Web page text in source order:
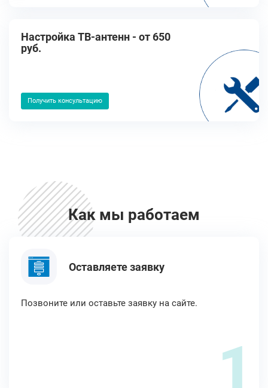
Настройка ТВ-антенн - от 650
руб.
Получить консультацию
Как мы работаем
Оставляете заявку
Позвоните или оставьте заявку на сайте.
1